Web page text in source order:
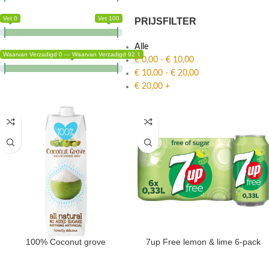
Vet 0 Vet 100
Waarvan Verzadigd 0 — Waarvan Verzadigd 92.1
PRIJSFILTER
Alle
€0,00 - € 10,00
€ 10,00 - € 20,00
€ 20,00 +
100% Coconut grove 7up Free lemon & lime 6-pack